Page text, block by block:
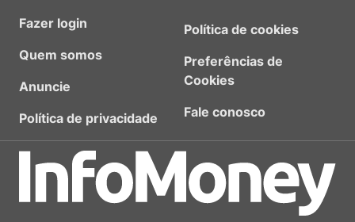
Fazer login
Quem somos
Anuncie
Política de privacidade
Política de cookies
Preferências de
Cookies
Fale conosco